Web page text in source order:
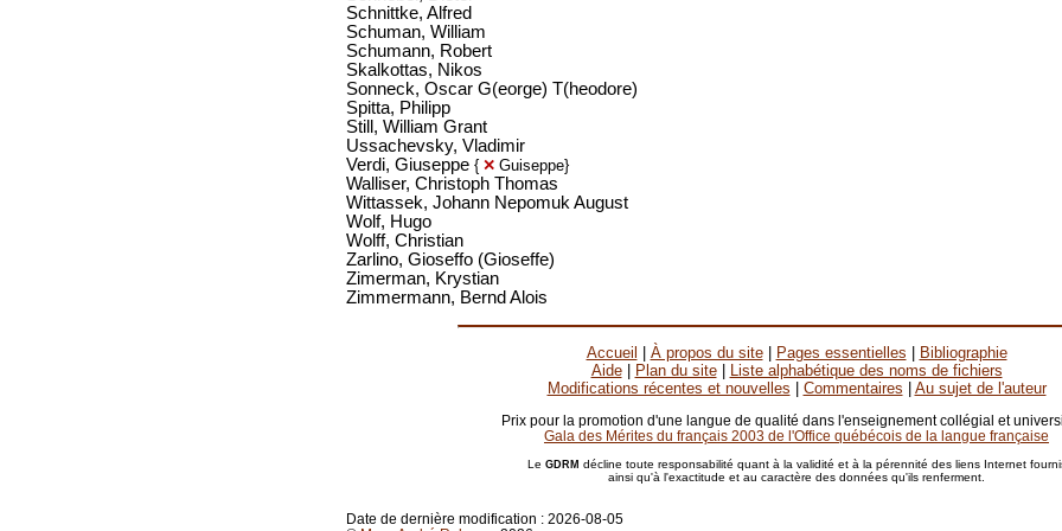
Schnittke, Alfred
Schuman, William
Schumann, Robert
Skalkottas, Nikos
Sonneck, Oscar G(eorge) T(heodore)
Spitta, Philipp
Still, William Grant
Ussachevsky, Vladimir
Verdi, Giuseppe { ✕ Guiseppe}
Walliser, Christoph Thomas
Wittassek, Johann Nepomuk August
Wolf, Hugo
Wolff, Christian
Zarlino, Gioseffo (Gioseffe)
Zimerman, Krystian
Zimmermann, Bernd Alois
Accueil À propos du site| Pages essentielles
Bibliographie
Aide| Plan du site|
Liste alphabétique des noms de fichiers
Modifications récentes et nouvelles
Commentaires Au sujet de l'auteur
Prix pour la promotion d'une langue de qualité dans l'enseignement collégial et
Gala des Mérites du français 2003 de l'Office québécois de la langue française
Le GDRM décline toute responsabilité quant à la validité et à la pérennité des liens Internet
ainsi qu'à l'exactitude et au caractère des données qu'ils renferment.
Date de dernière modification : 2026-08-05